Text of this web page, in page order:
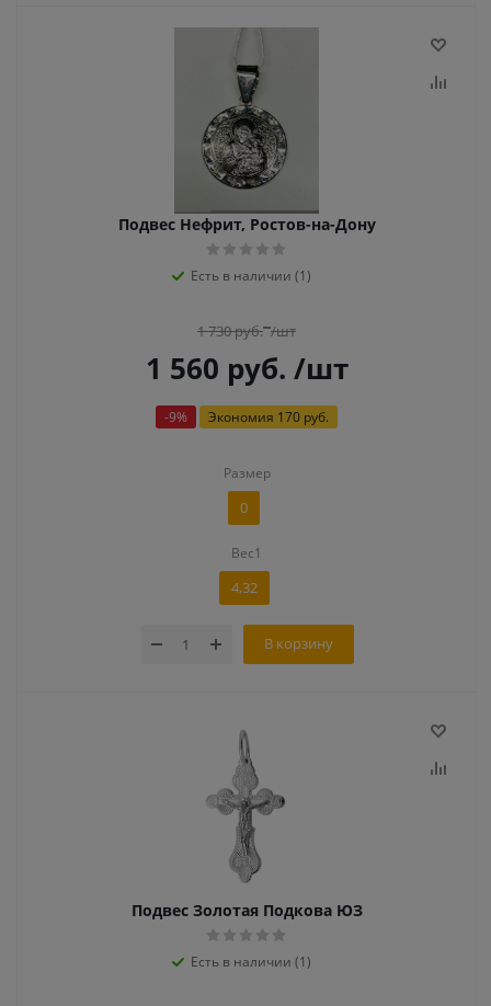
Подвес Нефрит, Ростов-на-Дону
Есть в наличии (1)
1 730руб. /шт
1 560 руб. /шт
-9% Экономия 170 руб.
Размер
0
Вес1
4,32
В корзину
Подвес Золотая Подкова ЮЗ
Есть в наличии (1)